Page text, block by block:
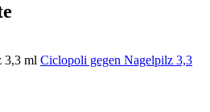
Ciclopoli gegen Nagelpilz 3,3